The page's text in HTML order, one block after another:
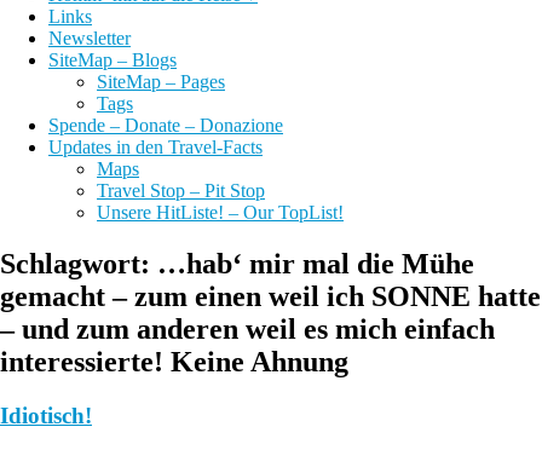
Links
Newsletter
SiteMap – Blogs
SiteMap – Pages
Tags
Spende – Donate – Donazione
Updates in den Travel-Facts
Maps
Travel Stop – Pit Stop
Unsere HitListe! – Our TopList!
Schlagwort: …hab‘ mir mal die Mühe
gemacht – zum einen weil ich SONNE hatte
– und zum anderen weil es mich einfach
interessierte! Keine Ahnung
Idiotisch!